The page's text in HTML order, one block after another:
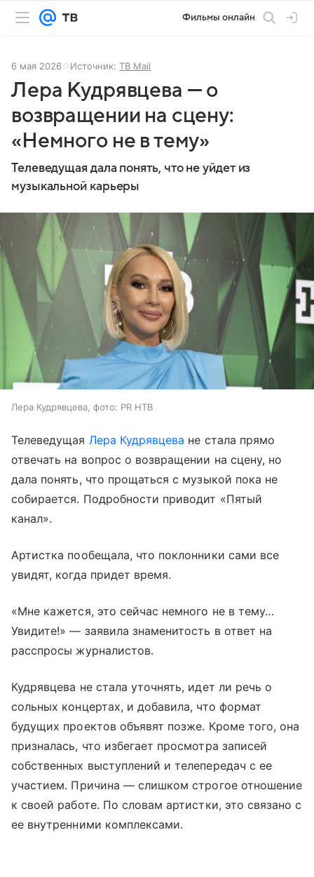
Фильмы онлайн
6 мая 2026 Источник: ТВ Mail
Лера Кудрявцева — о
возвращении на сцену:
«Немного не в тему»
Телеведущая дала понять, что не уйдет из
музыкальной карьеры
Лера Кудрявцева, фото: PR НТВ
Телеведущая Лера Кудрявцева не стала прямо
отвечать на вопрос о возвращении на сцену, но
дала понять, что прощаться с музыкой пока не
собирается. Подробности приводит «Пятый
канал».
Артистка пообещала, что поклонники сами все
увидят, когда придет время.
«Мне кажется, это сейчас немного не в тему…
Увидите!» — заявила знаменитость в ответ на
расспросы журналистов.
Кудрявцева не стала уточнять, идет ли речь о
сольных концертах, и добавила, что формат
будущих проектов объявят позже. Кроме того, она
призналась, что избегает просмотра записей
собственных выступлений и телепередач с ее
участием. Причина — слишком строгое отношение
к своей работе. По словам артистки, это связано с
ее внутренними комплексами.